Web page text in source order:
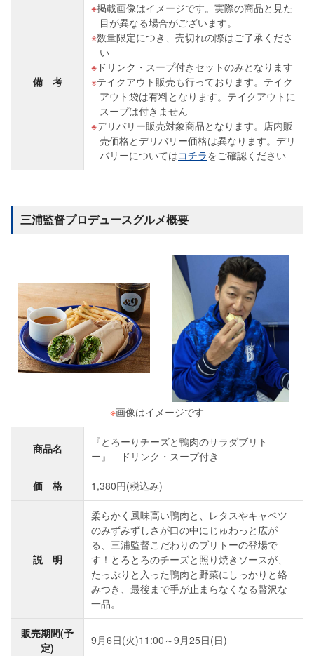
備 考
掲載画像はイメージです。実際の商品と見た
目が異なる場合がございます。
数量限定につき、売切れの際はご了承くださ
い
ドリンク・スープ付きセットのみとなります
テイクアウト販売も行っております。テイク
アウト袋は有料となります。テイクアウトに
スープは付きません
デリバリー販売対象商品となります。店内販
売価格とデリバリー価格は異なります。デリ
バリーについてはコチラをご確認ください
三浦監督プロデュースグルメ概要
※画像はイメージです
商品名
『とろーりチーズと鴨肉のサラダブリト
ー』 ドリンク・スープ付き
価 格 1,380円(税込み)
説 明
柔らかく風味高い鴨肉と、レタスやキャベツ
のみずみずしさが口の中にじゅわっと広が
る、三浦監督こだわりのブリトーの登場で
す！とろとろのチーズと照り焼きソースが、
たっぷりと入った鴨肉と野菜にしっかりと絡
みつき、最後まで手が止まらなくなる贅沢な
一品。
販売期間(予
定)
9月6日(火)11:00～9月25日(日)